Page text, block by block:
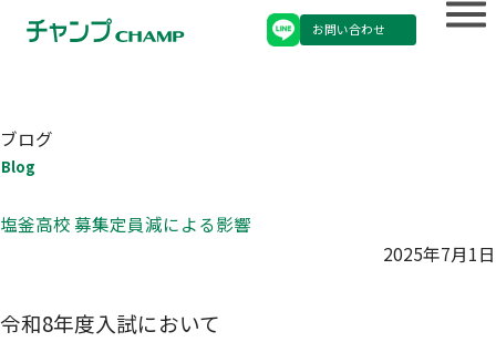
お問い合わせ
ブログ
Blog
塩釜高校 募集定員減による影響
2025年7月1日
令和8年度入試において